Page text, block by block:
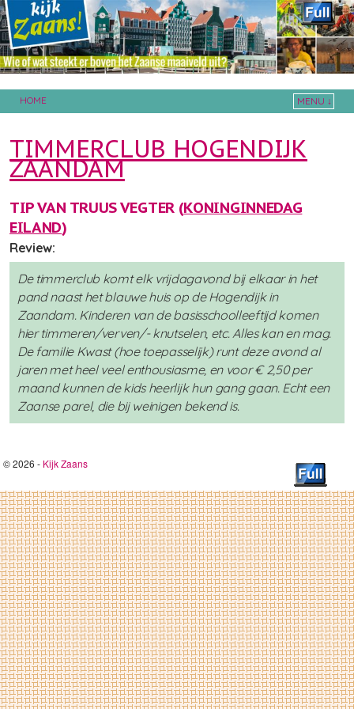
HOME
MENU ↓
TIMMERCLUB HOGENDIJK
ZAANDAM
TIP VAN TRUUS VEGTER (KONINGINNEDAG
EILAND)
Review:
De timmerclub komt elk vrijdagavond bij elkaar in het
pand naast het blauwe huis op de Hogendijk in
Zaandam. Kinderen van de basisschoolleeftijd komen
hier timmeren/verven/- knutselen, etc. Alles kan en mag.
De familie Kwast (hoe toepasselijk) runt deze avond al
jaren met heel veel enthousiasme, en voor € 2,50 per
maand kunnen de kids heerlijk hun gang gaan. Echt een
Zaanse parel, die bij weinigen bekend is.
© 2026 - Kijk Zaans